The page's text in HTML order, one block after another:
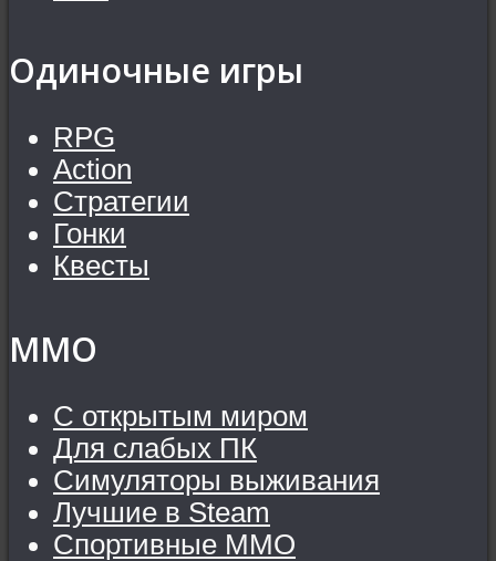
Одиночные игры
RPG
Action
Стратегии
Гонки
Квесты
MMO
С открытым миром
Для слабых ПК
Симуляторы выживания
Лучшие в Steam
Спортивные MMO